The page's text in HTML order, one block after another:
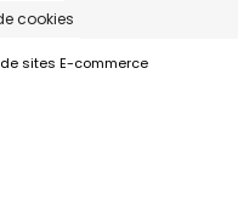
sites E-commerce
cookies